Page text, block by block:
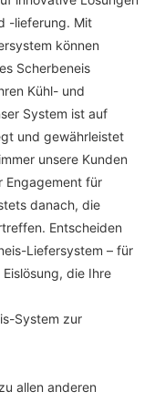
-lieferung. Mit
können
Scherbeneis
Kühl- und
System ist auf
und gewährleistet
unsere Kunden
Engagement für
danach, die
Entscheiden
Liefersystem – für
die Ihre
System zur
allen anderen